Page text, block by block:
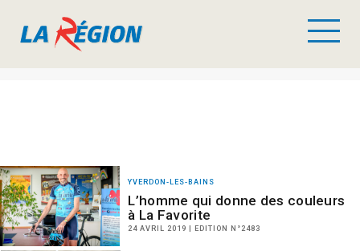
YVERDON-LES-BAINS
L’homme qui donne des couleurs
à La Favorite
24 AVRIL 2019 | EDITION N°2483